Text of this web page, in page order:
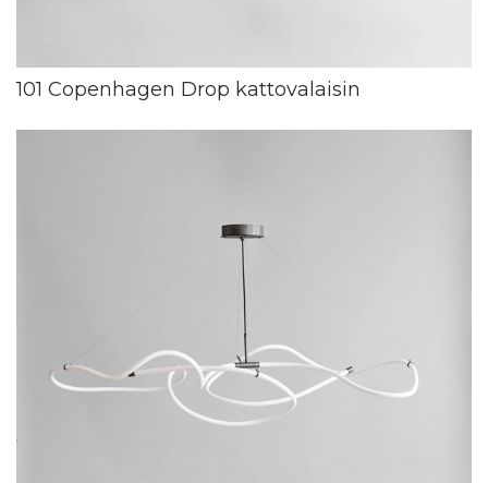
101 Copenhagen Drop kattovalaisin